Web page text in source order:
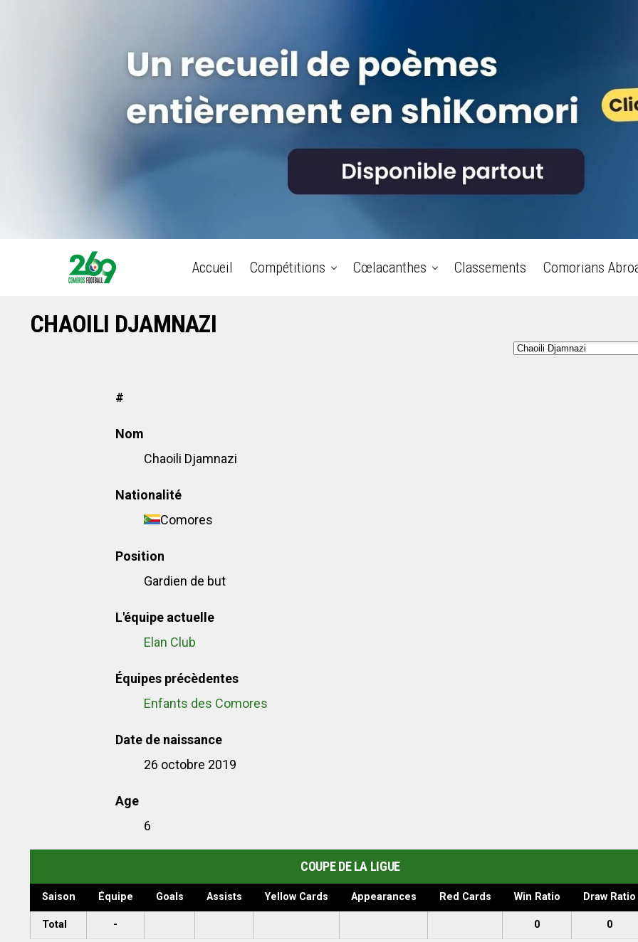
Accueil Compétitions Cœlacanthes Classements Comorians
CHAOILI DJAMNAZI
#
Nom
Chaoili Djamnazi
Nationalité
Comores
Position
Gardien de but
L'équipe actuelle
Elan Club
Équipes précèdentes
Enfants des Comores
Date de naissance
26 octobre 2019
Age
6
COUPE DE LA LIGUE
Saison Équipe Goals Assists Yellow Cards Appearances Red Cards Win Ratio Draw Ratio
Total - 0 0